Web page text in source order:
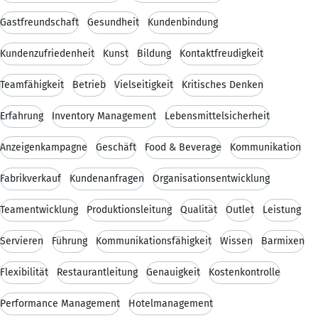
Gastfreundschaft Gesundheit Kundenbindung
Kundenzufriedenheit Kunst Bildung Kontaktfreudigkeit
Teamfähigkeit Betrieb Vielseitigkeit Kritisches Denken
Erfahrung Inventory Management Lebensmittelsicherheit
Anzeigenkampagne Geschäft Food & Beverage Kommunikation
Fabrikverkauf Kundenanfragen Organisationsentwicklung
Teamentwicklung Produktionsleitung Qualität Outlet Leistung
Servieren Führung Kommunikationsfähigkeit Wissen Barmixen
Flexibilität Restaurantleitung Genauigkeit Kostenkontrolle
Performance Management Hotelmanagement